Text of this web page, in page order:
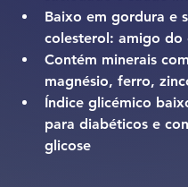
Baixo em gordura e
colesterol: amigo do
Contém minerais
magnésio, ferro,
Índice glicémico
para diabéticos e
glicose